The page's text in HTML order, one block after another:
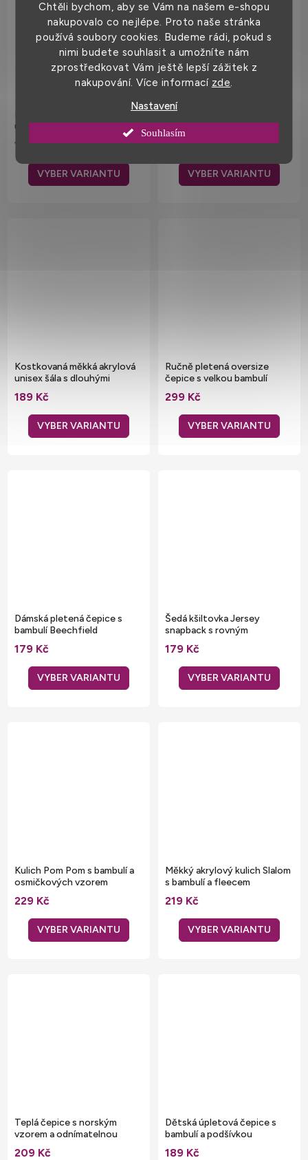
Chtěli bychom, aby se Vám na našem e-shopu
nakupovalo co nejlépe. Proto naše stránka
používá soubory cookies. Budeme rádi, pokud s
nimi budete souhlasit a umožníte nám
zprostředkovat Vám ještě lepší zážitek z
nakupování. Více informací zde
Nastavení
Souhlasím
umělé kožešiny Beechfield
169 Kč
Unisex pruhovaná čepice s
odnímatelnou bambulí
Beechfield
229 Kč
Kostkovaná měkká akrylová
unisex šála s dlouhými
střacemi
189 Kč
Ručně pletená oversize
čepice s velkou bambulí
299 Kč
Dámská pletená čepice s
bambulí Beechfield
179 Kč
Šedá kšiltovka Jersey
snapback s rovným
kontrastním kšiltem
179 Kč
Kulich Pom Pom s bambulí a
osmičkových vzorem
229 Kč
Měkký akrylový kulich Slalom
s bambulí a fleecem
219 Kč
Teplá čepice s norským
vzorem a odnímatelnou
bambulí pom pom
209 Kč
Dětská úpletová čepice s
bambulí a podšívkou
189 Kč